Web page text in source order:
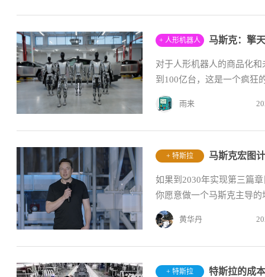
+ 人形机器人
对于人形机器人的商品化
到100亿台，这是一个疯狂
雨来
+ 特斯拉
如果到2030年实现第三篇
你愿意做一个马斯克主导的
黄华丹
+ 特斯拉 特斯拉的成